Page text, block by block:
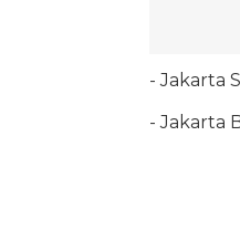
- Jakarta
- Jakarta